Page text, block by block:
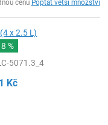
cenu Poptat větší množství
x 2.5 L)
8 %
5071.3_4
Kč